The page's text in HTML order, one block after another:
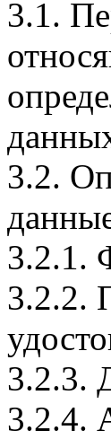
3.1.
3.2.
3.2.1.
3.2.2.
3.2.3.
3.2.4.